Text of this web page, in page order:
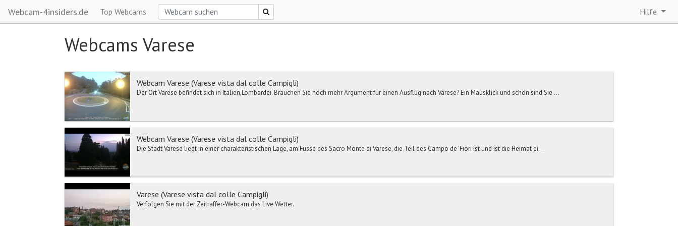
Webcam-4insiders.de Top Webcams Hilfe
Webcams Varese
Webcam Varese (Varese vista dal colle Campigli)
Der Ort Varese befindet sich in Italien,Lombardei. Brauchen Sie noch mehr Argument für einen Ausflug nach Varese? Ein Mausklick und schon sind Sie ...
Webcam Varese (Varese vista dal colle Campigli)
Die Stadt Varese liegt in einer charakteristischen Lage, am Fusse des Sacro Monte di Varese, die Teil des Campo de 'Fiori ist und ist die Heimat ei...
Varese (Varese vista dal colle Campigli)
Verfolgen Sie mit der Zeitraffer-Webcam das Live Wetter.